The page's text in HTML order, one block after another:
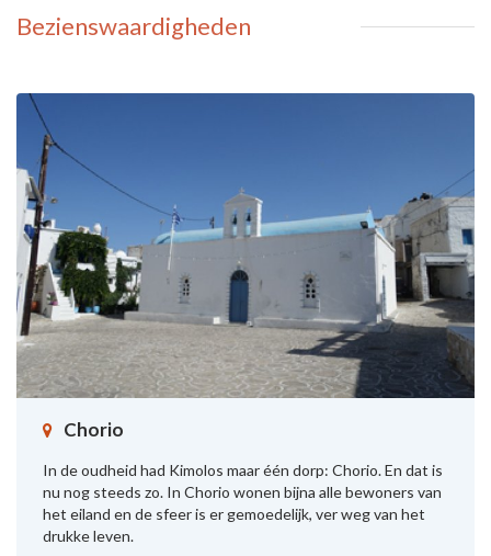
Bezienswaardigheden
Chorio
In de oudheid had Kimolos maar één dorp: Chorio. En dat is
nu nog steeds zo. In Chorio wonen bijna alle bewoners van
het eiland en de sfeer is er gemoedelijk, ver weg van het
drukke leven.